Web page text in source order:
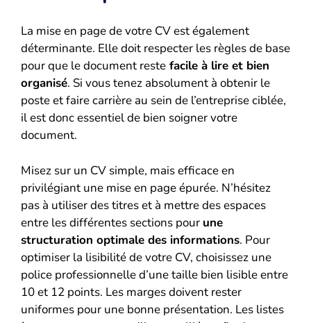
La mise en page de votre CV est également
déterminante. Elle doit respecter les règles de base
pour que le document reste facile à lire et bien
organisé. Si vous tenez absolument à obtenir le
poste et faire carrière au sein de l’entreprise ciblée,
il est donc essentiel de bien soigner votre
document.
Misez sur un CV simple, mais efficace en
privilégiant une mise en page épurée. N’hésitez
pas à utiliser des titres et à mettre des espaces
entre les différentes sections pour une
structuration optimale des informations. Pour
optimiser la lisibilité de votre CV, choisissez une
police professionnelle d’une taille bien lisible entre
10 et 12 points. Les marges doivent rester
uniformes pour une bonne présentation. Les listes